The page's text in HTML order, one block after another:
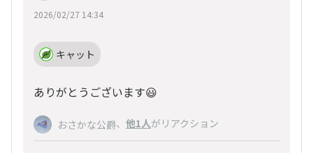
2026/02/27 14:34
キャット
ありがとうございます😃
おさかな公爵、 他1人がリアクション